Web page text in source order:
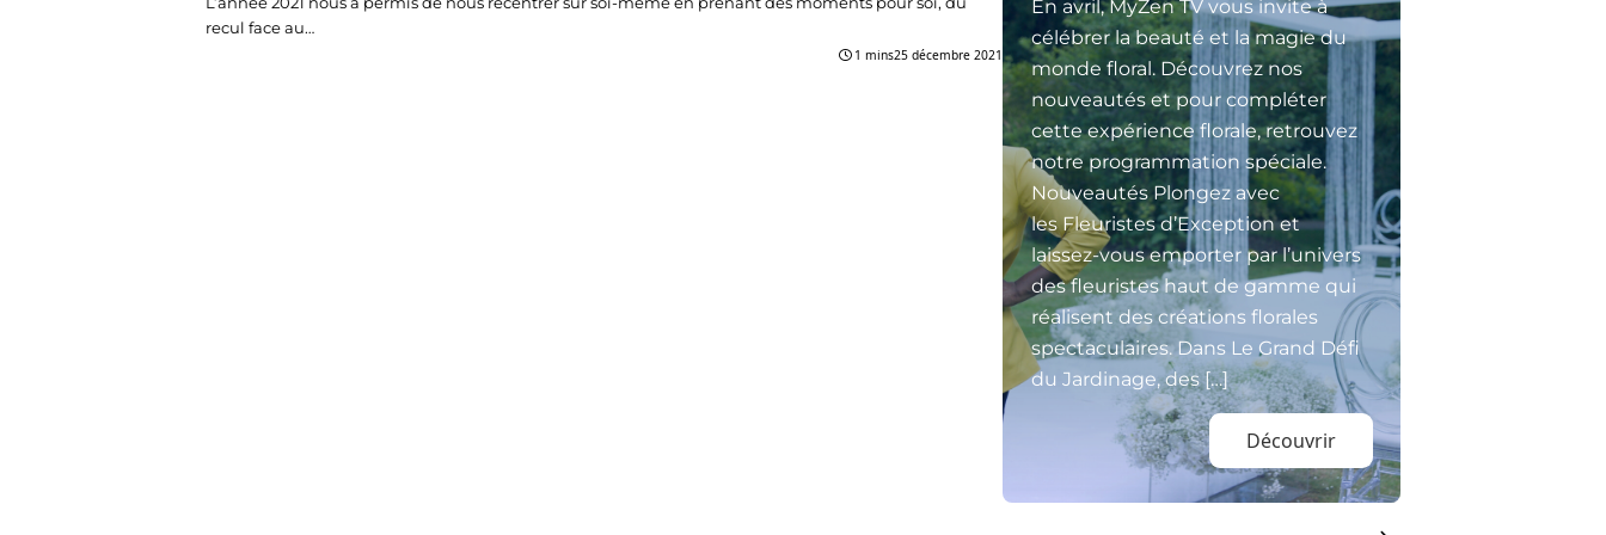
recul face au…
1 mins25 décembre 2021
En avril, MyZen TV vous invite à
célébrer la beauté et la magie du
monde floral. Découvrez nos
nouveautés et pour compléter
cette expérience florale, retrouvez
notre programmation spéciale.
Nouveautés Plongez avec
les Fleuristes d’Exception et
laissez-vous emporter par l’univers
des fleuristes haut de gamme qui
réalisent des créations florales
spectaculaires. Dans Le Grand Défi
du Jardinage, des […]
Découvrir